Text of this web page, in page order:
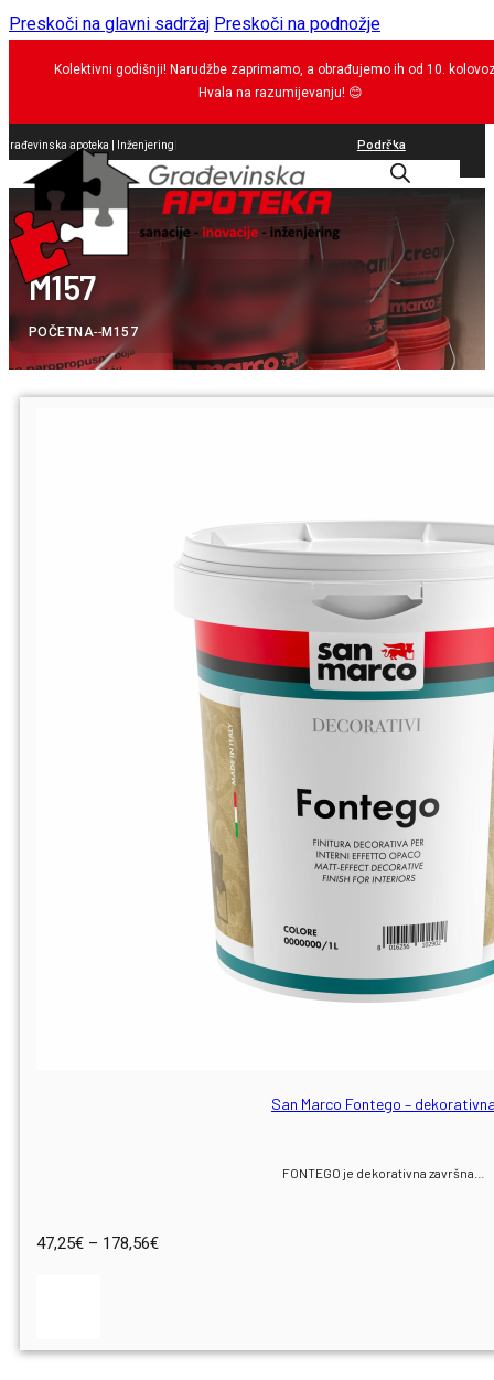
Preskoči na glavni sadržaj Preskoči na podnožje
Kolektivni godišnji! Narudžbe zaprimamo, a obrađujemo ih od 10.
Hvala na razumijevanju! 😊
Građevinska apoteka | br| Podrška
M157
POČETNA--M157
San Marco Fontego –
FONTEGO je dekorativna završna…
47,25€ – 178,56€Raspon
do